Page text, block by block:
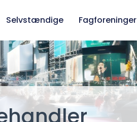
Selvstændige Fagforeninger